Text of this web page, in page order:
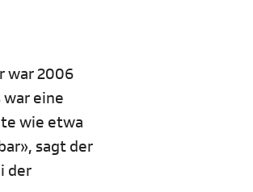
war 2006
eine
wie etwa
sagt der
der